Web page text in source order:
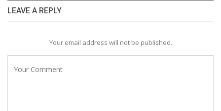
LEAVE A REPLY
Your email address will not be published.